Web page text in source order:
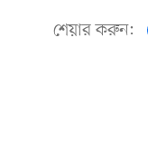
শেয়ার করুন: